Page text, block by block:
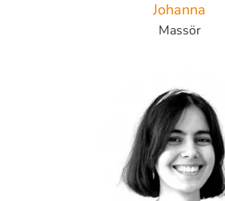
Johanna
Massör